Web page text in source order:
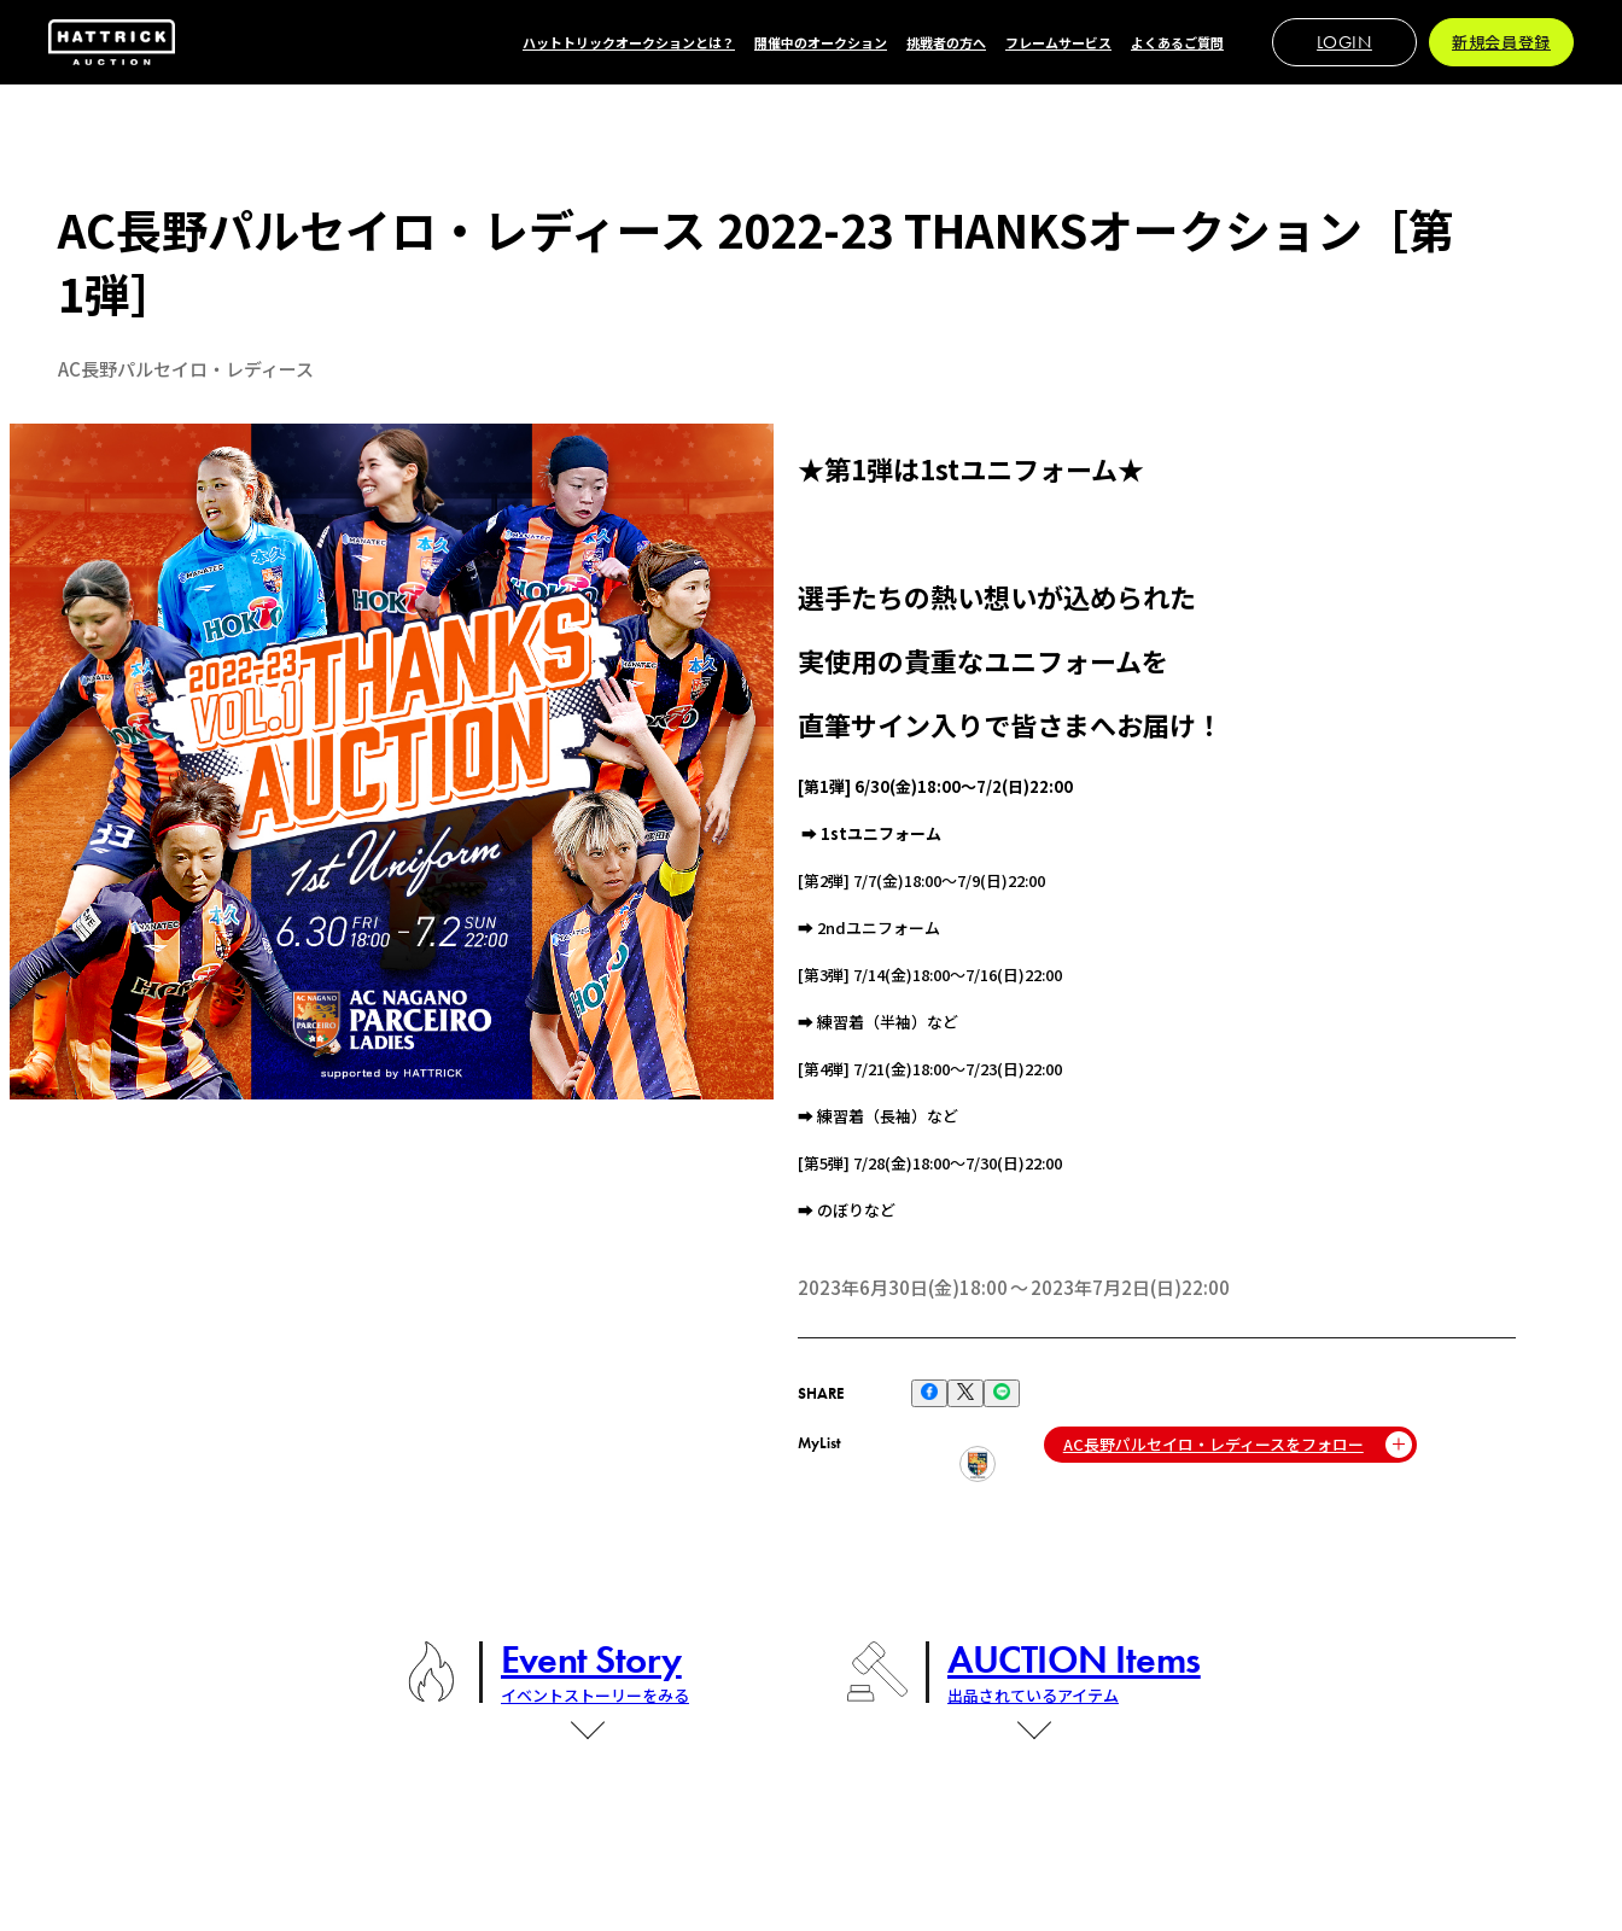
ハットトリックオークションとは？ 開催中のオークション 挑戦者の方へ フレームサービス よくあるご質問 LOGIN 新規会員登録
AC長野パルセイロ・レディース 2022-23 THANKSオークション［第
1弾］
AC長野パルセイロ・レディース
★第1弾は1stユニフォーム★
選手たちの熱い想いが込められた
実使用の貴重なユニフォームを
直筆サイン入りで皆さまへお届け！
[第1弾] 6/30(金)18:00～7/2(日)22:00
➡︎ 1stユニフォーム
[第2弾] 7/7(金)18:00～7/9(日)22:00
➡︎ 2ndユニフォーム
[第3弾] 7/14(金)18:00～7/16(日)22:00
➡︎ 練習着（半袖）など
[第4弾] 7/21(金)18:00～7/23(日)22:00
➡︎ 練習着（長袖）など
[第5弾] 7/28(金)18:00～7/30(日)22:00
➡︎ のぼりなど
2023年6月30日(金)18:00 2023年7月2日(日)22:00
SHARE
MyList AC長野パルセイロ・レディースをフォロー
Event Story
イベントストーリーをみる
AUCTION Items
出品されているアイテム